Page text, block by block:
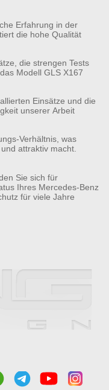
Erfahrung in der
die hohe Qualität
die strengen Tests
Modell GLS X167
Einsätze und die
unserer Arbeit
Verhältnis, was
attraktiv macht.
Sie sich für
Ihres Mercedes-Benz
für viele Jahre